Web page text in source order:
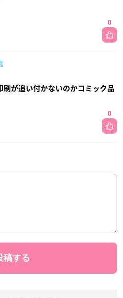
0
刷が追い付かないのかコミック品
0